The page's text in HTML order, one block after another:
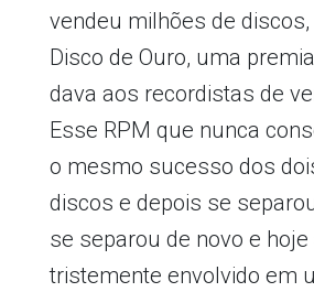
vendeu milhões de
Disco de Ouro, uma
dava aos recordistas de
Esse RPM que nunca
o mesmo sucesso dos
discos e depois se
se separou de novo e hoje
tristemente envolvido em